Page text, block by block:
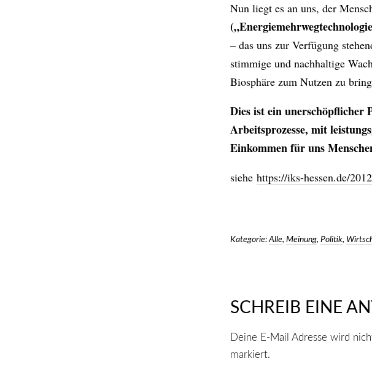
Nun liegt es an uns, der
– das uns zur Verfügung
stimmige und nachhaltige
Biosphäre zum Nutzen zu
Dies ist ein unerschöpflicher
Arbeitsprozesse, mit
Einkommen für uns
siehehttps://iks-hessen.de/
Kategorie: Alle,Meinung,Politik,
SCHREIB EINE
Deine E-Mail Adresse wird
markiert.